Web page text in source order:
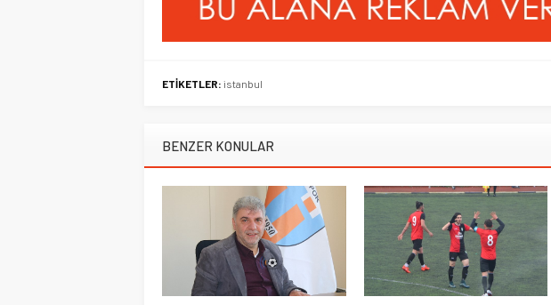
ETİKETLER: istanbul
BENZER KONULAR